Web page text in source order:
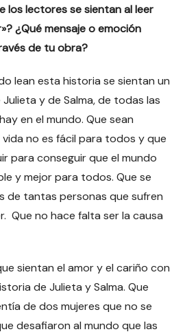
los lectores se sientan al leer
¿Qué mensaje o emoción
de tu obra?
lean esta historia se sientan un
y de Salma, de todas las
en el mundo. Que sean
no es fácil para todos y que
para conseguir que el mundo
y mejor para todos. Que se
de tantas personas que sufren
Que no hace falta ser la causa
sientan el amor y el cariño con
de Julieta y Salma. Que
de dos mujeres que no se
desafiaron al mundo que las